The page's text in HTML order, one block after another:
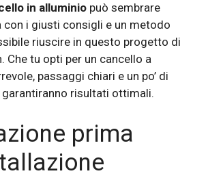
in alluminio può sembrare
con i giusti consigli e un metodo
riuscire in questo progetto di
Che tu opti per un cancello a
passaggi chiari e un po’ di
garantiranno risultati ottimali.
prima